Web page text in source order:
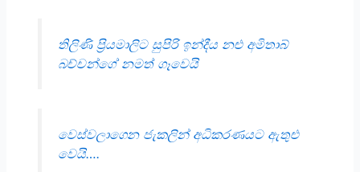
තිලිණි ප්‍රියමාලිට සුපිරි ඉන්දීය නළු අමිතාබ්
බච්චන්ගේ නමත් ගෑවෙයි
වෙස්වලාගෙන ජැකලින් අධිකරණයට ඇතුළු
වෙයි….